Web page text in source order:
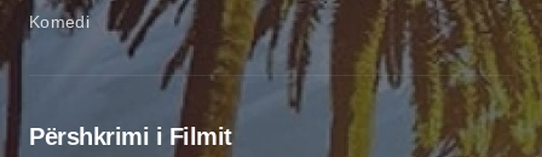
Komedi
Përshkrimi i Filmit